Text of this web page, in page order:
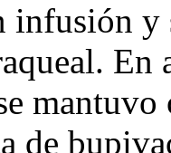
infusión y
En
de